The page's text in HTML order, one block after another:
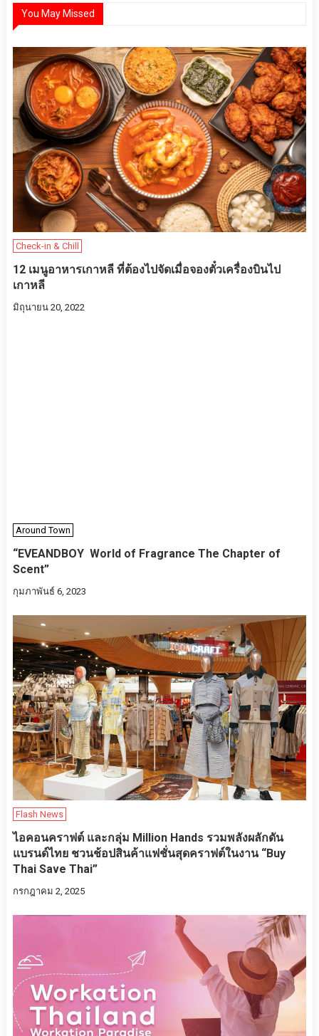
You May Missed
Check-in & Chill
12 เมนูอาหารเกาหลี ที่ต้องไปจัดเมื่อจองตั๋วเครื่องบินไป
เกาหลี
มิถุนายน 20, 2022
Around Town
“EVEANDBOY World of Fragrance The Chapter of
Scent”
กุมภาพันธ์ 6, 2023
Flash News
ไอคอนคราฟต์ และกลุ่ม Million Hands รวมพลังผลักดัน
แบรนด์ไทย ชวนช้อปสินค้าแฟชั่นสุดคราฟต์ในงาน “Buy
Thai Save Thai”
กรกฎาคม 2, 2025